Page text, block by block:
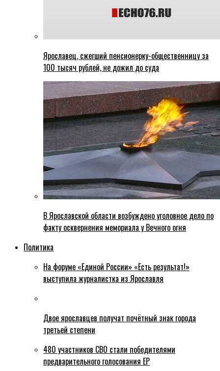
Ярославец, сжегший пенсионерку-общественницу за
100 тысяч рублей, не дожил до суда
В Ярославской области возбуждено уголовное дело по
факту осквернения мемориала у Вечного огня
Политика
На форуме «Единой России» «Есть результат!»
выступила журналистка из Ярославля
Двое ярославцев получат почётный знак города
третьей степени
480 участников СВО стали победителями
предварительного голосования ЕР